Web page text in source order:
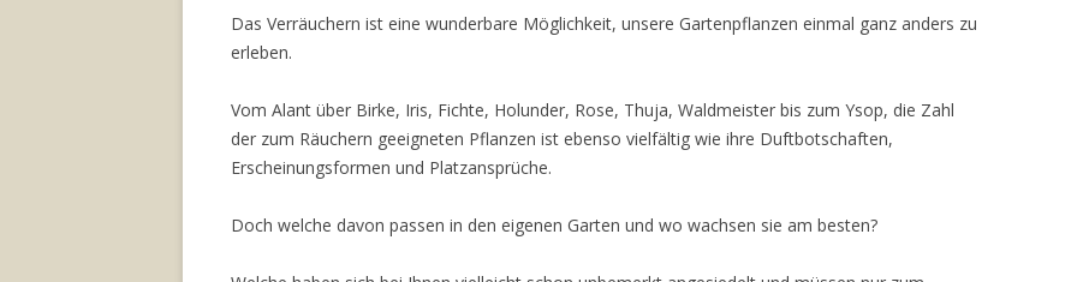
Das Verräuchern ist eine wunderbare Möglichkeit, unsere Gartenpflanzen einmal ganz anders zu
erleben.
Vom Alant über Birke, Iris, Fichte, Holunder, Rose, Thuja, Waldmeister bis zum Ysop, die Zahl
der zum Räuchern geeigneten Pflanzen ist ebenso vielfältig wie ihre Duftbotschaften,
Erscheinungsformen und Platzansprüche.
Doch welche davon passen in den eigenen Garten und wo wachsen sie am besten?